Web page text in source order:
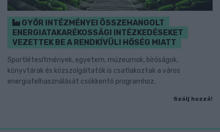
GYŐR INTÉZMÉNYEI ÖSSZEHANGOLT
ENERGIATAKARÉKOSSÁGI INTÉZKEDÉSEKET
VEZETTEK BE A RENDKÍVÜLI HŐSÉG MIATT
Sportlétesítmények, egyetem, múzeumok, bíróságok,
könyvtárak és közszolgáltatók is csatlakoztak a város
energiafelhasználását csökkentő programhoz.
Szólj hozzá!